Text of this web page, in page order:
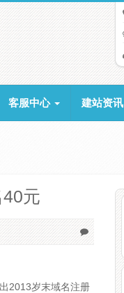
客服中心 建站资讯
元
2013岁末域名注册